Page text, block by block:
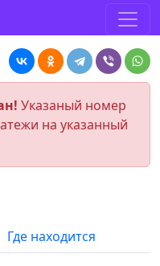
Указаный номер
на указанный
Где находится